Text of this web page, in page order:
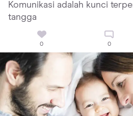
Komunikasi adalah kunci
tangga
0 0